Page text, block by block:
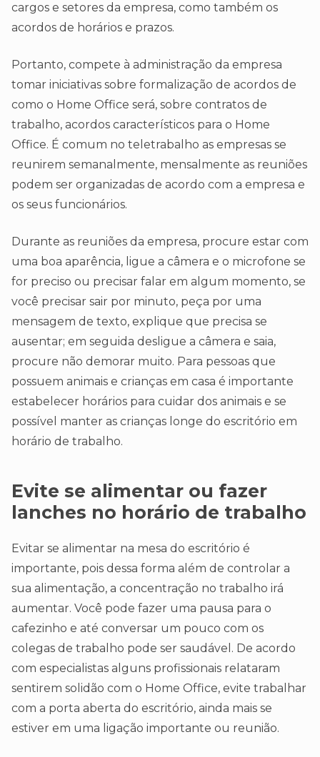
cargos e setores da empresa, como também os
acordos de horários e prazos.
Portanto, compete à administração da empresa
tomar iniciativas sobre formalização de acordos de
como o Home Office será, sobre contratos de
trabalho, acordos característicos para o Home
Office. É comum no teletrabalho as empresas se
reunirem semanalmente, mensalmente as reuniões
podem ser organizadas de acordo com a empresa e
os seus funcionários.
Durante as reuniões da empresa, procure estar com
uma boa aparência, ligue a câmera e o microfone se
for preciso ou precisar falar em algum momento, se
você precisar sair por minuto, peça por uma
mensagem de texto, explique que precisa se
ausentar; em seguida desligue a câmera e saia,
procure não demorar muito. Para pessoas que
possuem animais e crianças em casa é importante
estabelecer horários para cuidar dos animais e se
possível manter as crianças longe do escritório em
horário de trabalho.
Evite se alimentar ou fazer
lanches no horário de trabalho
Evitar se alimentar na mesa do escritório é
importante, pois dessa forma além de controlar a
sua alimentação, a concentração no trabalho irá
aumentar. Você pode fazer uma pausa para o
cafezinho e até conversar um pouco com os
colegas de trabalho pode ser saudável. De acordo
com especialistas alguns profissionais relataram
sentirem solidão com o Home Office, evite trabalhar
com a porta aberta do escritório, ainda mais se
estiver em uma ligação importante ou reunião.